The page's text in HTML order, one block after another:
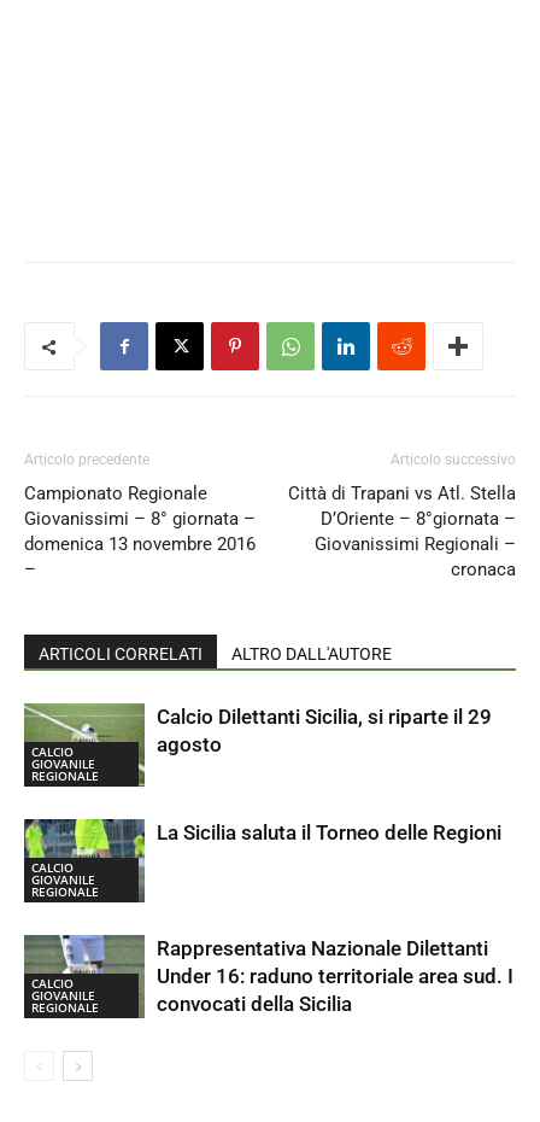
Articolo precedente
Campionato Regionale
Giovanissimi – 8° giornata –
domenica 13 novembre 2016
–
Articolo successivo
Città di Trapani vs Atl. Stella
D’Oriente – 8°giornata –
Giovanissimi Regionali –
cronaca
ARTICOLI CORRELATI ALTRO DALL'AUTORE
CALCIO
GIOVANILE
REGIONALE
Calcio Dilettanti Sicilia, si riparte il 29
agosto
CALCIO
GIOVANILE
REGIONALE
La Sicilia saluta il Torneo delle Regioni
CALCIO
GIOVANILE
REGIONALE
Rappresentativa Nazionale Dilettanti
Under 16: raduno territoriale area sud. I
convocati della Sicilia